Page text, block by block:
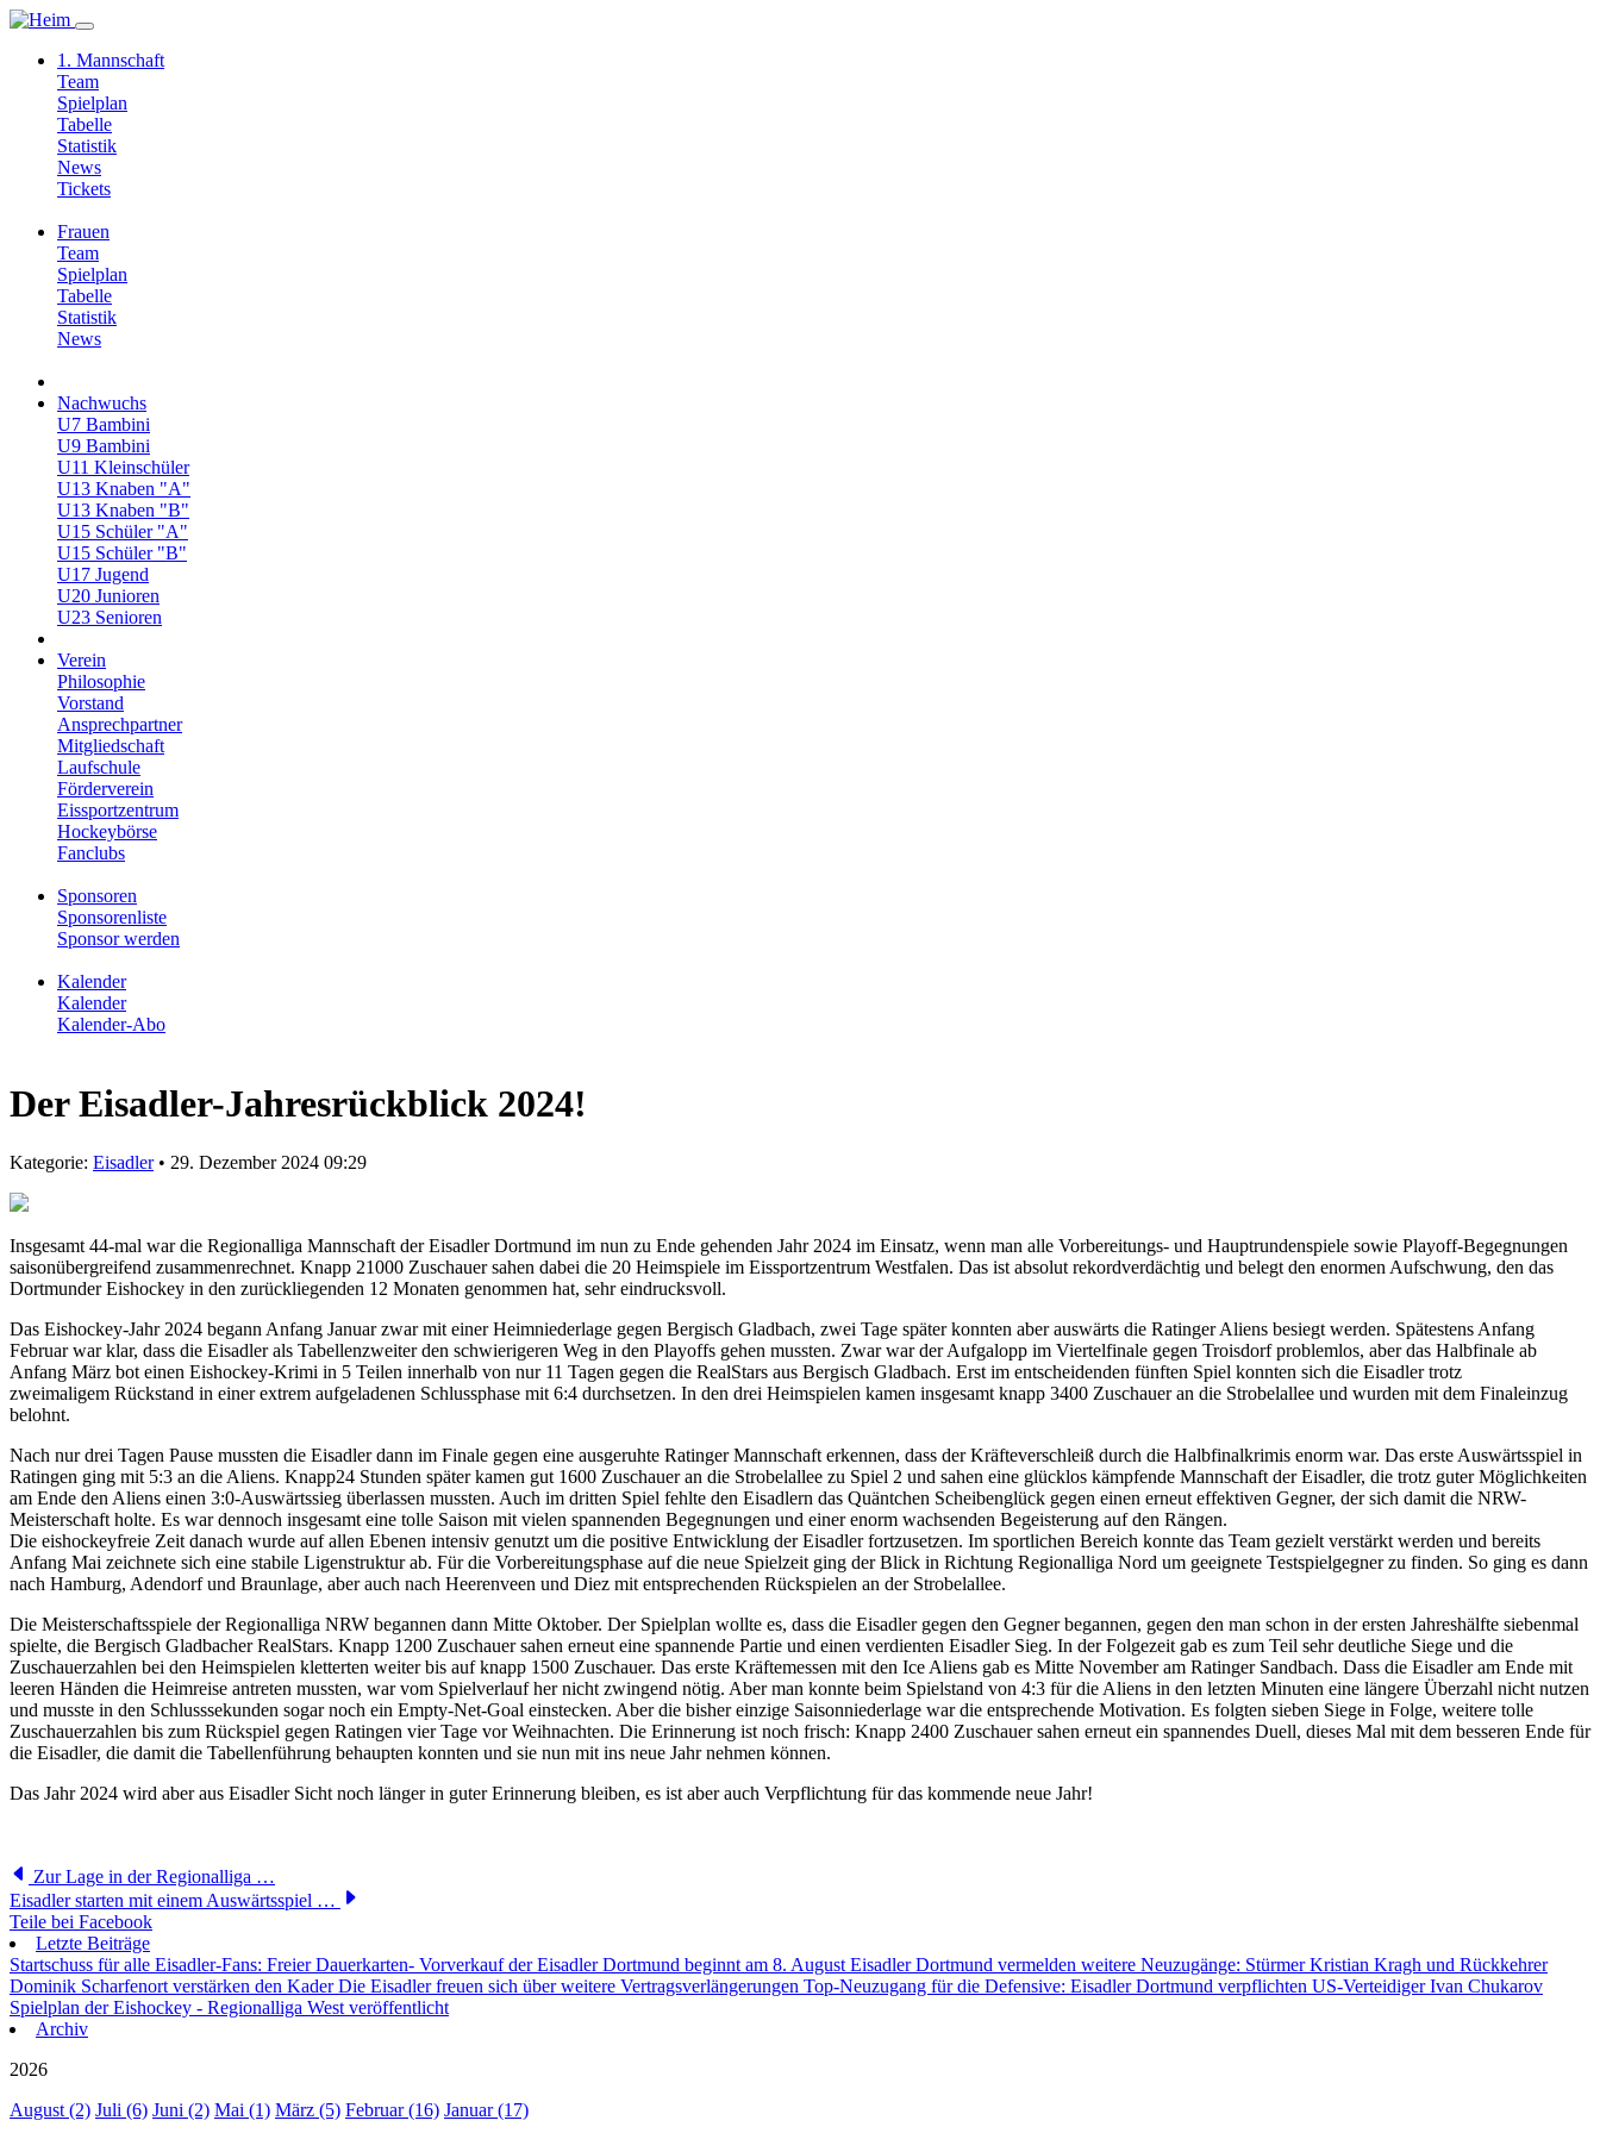
1. Mannschaft
Team
Spielplan
Tabelle
Statistik
News
Tickets
Frauen
Team
Spielplan
Tabelle
Statistik
News
Nachwuchs
U7 Bambini
U9 Bambini
U11 Kleinschüler
U13 Knaben "A"
U13 Knaben "B"
U15 Schüler "A"
U15 Schüler "B"
U17 Jugend
U20 Junioren
U23 Senioren
Verein
Philosophie
Vorstand
Ansprechpartner
Mitgliedschaft
Laufschule
Förderverein
Eissportzentrum
Hockeybörse
Fanclubs
Sponsoren
Sponsorenliste
Sponsor werden
Kalender
Kalender
Kalender-Abo
Der Eisadler-Jahresrückblick 2024!
Kategorie: Eisadler• 29. Dezember 2024 09:29
Insgesamt 44-mal war die Regionalliga Mannschaft der Eisadler Dortmund im nun zu Ende gehenden Jahr 2024 im Einsatz, wenn man alle Vorbereitungs- und Hauptrundenspiele sowie Playoff-Begegnungen
saisonübergreifend zusammenrechnet. Knapp 21000 Zuschauer sahen dabei die 20 Heimspiele im Eissportzentrum Westfalen. Das ist absolut rekordverdächtig und belegt den enormen Aufschwung, den das
Dortmunder Eishockey in den zurückliegenden 12 Monaten genommen hat, sehr eindrucksvoll.
Das Eishockey-Jahr 2024 begann Anfang Januar zwar mit einer Heimniederlage gegen Bergisch Gladbach, zwei Tage später konnten aber auswärts die Ratinger Aliens besiegt werden. Spätestens Anfang
Februar war klar, dass die Eisadler als Tabellenzweiter den schwierigeren Weg in den Playoffs gehen mussten. Zwar war der Aufgalopp im Viertelfinale gegen Troisdorf problemlos, aber das Halbfinale ab
Anfang März bot einen Eishockey-Krimi in 5 Teilen innerhalb von nur 11 Tagen gegen die RealStars aus Bergisch Gladbach. Erst im entscheidenden fünften Spiel konnten sich die Eisadler trotz
zweimaligem Rückstand in einer extrem aufgeladenen Schlussphase mit 6:4 durchsetzen. In den drei Heimspielen kamen insgesamt knapp 3400 Zuschauer an die Strobelallee und wurden mit dem Finaleinzug
belohnt.
Nach nur drei Tagen Pause mussten die Eisadler dann im Finale gegen eine ausgeruhte Ratinger Mannschaft erkennen, dass der Kräfteverschleiß durch die Halbfinalkrimis enorm war. Das erste Auswärtsspiel in
Ratingen ging mit 5:3 an die Aliens. Knapp24 Stunden später kamen gut 1600 Zuschauer an die Strobelallee zu Spiel 2 und sahen eine glücklos kämpfende Mannschaft der Eisadler, die trotz guter Möglichkeiten
am Ende den Aliens einen 3:0-Auswärtssieg überlassen mussten. Auch im dritten Spiel fehlte den Eisadlern das Quäntchen Scheibenglück gegen einen erneut effektiven Gegner, der sich damit die NRW-
Meisterschaft holte. Es war dennoch insgesamt eine tolle Saison mit vielen spannenden Begegnungen und einer enorm wachsenden Begeisterung auf den Rängen.
Die eishockeyfreie Zeit danach wurde auf allen Ebenen intensiv genutzt um die positive Entwicklung der Eisadler fortzusetzen. Im sportlichen Bereich konnte das Team gezielt verstärkt werden und bereits
Anfang Mai zeichnete sich eine stabile Ligenstruktur ab. Für die Vorbereitungsphase auf die neue Spielzeit ging der Blick in Richtung Regionalliga Nord um geeignete Testspielgegner zu finden. So ging es dann
nach Hamburg, Adendorf und Braunlage, aber auch nach Heerenveen und Diez mit entsprechenden Rückspielen an der Strobelallee.
Die Meisterschaftsspiele der Regionalliga NRW begannen dann Mitte Oktober. Der Spielplan wollte es, dass die Eisadler gegen den Gegner begannen, gegen den man schon in der ersten Jahreshälfte siebenmal
spielte, die Bergisch Gladbacher RealStars. Knapp 1200 Zuschauer sahen erneut eine spannende Partie und einen verdienten Eisadler Sieg. In der Folgezeit gab es zum Teil sehr deutliche Siege und die
Zuschauerzahlen bei den Heimspielen kletterten weiter bis auf knapp 1500 Zuschauer. Das erste Kräftemessen mit den Ice Aliens gab es Mitte November am Ratinger Sandbach. Dass die Eisadler am Ende mit
leeren Händen die Heimreise antreten mussten, war vom Spielverlauf her nicht zwingend nötig. Aber man konnte beim Spielstand von 4:3 für die Aliens in den letzten Minuten eine längere Überzahl nicht nutzen
und musste in den Schlusssekunden sogar noch ein Empty-Net-Goal einstecken. Aber die bisher einzige Saisonniederlage war die entsprechende Motivation. Es folgten sieben Siege in Folge, weitere tolle
Zuschauerzahlen bis zum Rückspiel gegen Ratingen vier Tage vor Weihnachten. Die Erinnerung ist noch frisch: Knapp 2400 Zuschauer sahen erneut ein spannendes Duell, dieses Mal mit dem besseren Ende für
die Eisadler, die damit die Tabellenführung behaupten konnten und sie nun mit ins neue Jahr nehmen können.
Das Jahr 2024 wird aber aus Eisadler Sicht noch länger in guter Erinnerung bleiben, es ist aber auch Verpflichtung für das kommende neue Jahr!
Zur Lage in der Regionalliga …
Eisadler starten mit einem Auswärtsspiel …
Teile bei Facebook
Letzte Beiträge
Startschuss für alle Eisadler-Fans: Freier Dauerkarten- Vorverkauf der Eisadler Dortmund beginnt am 8. August Eisadler Dortmund vermelden weitere Neuzugänge: Stürmer Kristian Kragh und Rückkehrer
Dominik Scharfenort verstärken den KaderDie Eisadler freuen sich über weitere Vertragsverlängerungen Top-Neuzugang für die Defensive: Eisadler Dortmund verpflichten US-Verteidiger Ivan Chukarov
Spielplan der Eishockey - Regionalliga West veröffentlicht
Archiv
2026
August (2) Juli (6) Juni (2) Mai (1) März (5) Februar (16) Januar (17)